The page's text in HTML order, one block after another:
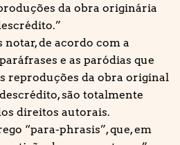
da obra originária
notar, de acordo com a
e as paródias que
reproduções da obra original
são totalmente
direitos autorais.
“para-phrasis”, que, em